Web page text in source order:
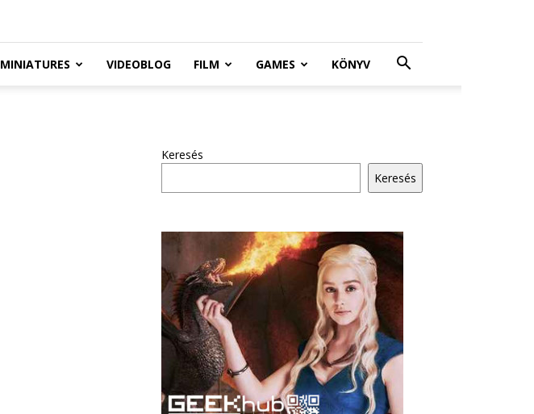
MINIATURES VIDEOBLOG FILM GAMES KÖNYV
Keresés
Keresés